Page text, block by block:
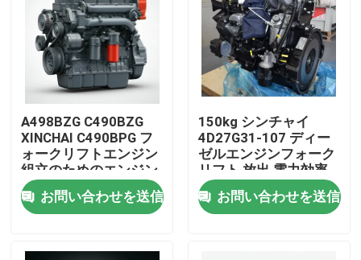
家へ
A498BZG C490BZG
XINCHAI C490BPG フ
ォークリフトエンジン
組立のためのエンジン
アシ
お問い合わせを送信
150kg シンチャイ
4D27G31-107 ディー
ゼルエンジンフォーク
リフト 放出 電力効率
材料処理
お問い合わせを送信